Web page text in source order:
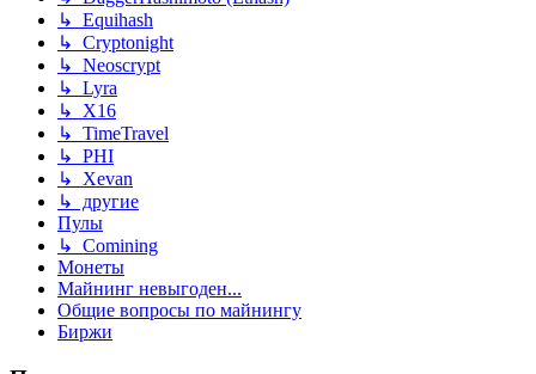
↳ Equihash
↳ Cryptonight
↳ Neoscrypt
↳ Lyra
↳ X16
↳ TimeTravel
↳ PHI
↳ Xevan
↳ другие
Пулы
↳ Comining
Монеты
Майнинг невыгоден...
Общие вопросы по майнингу
Биржи